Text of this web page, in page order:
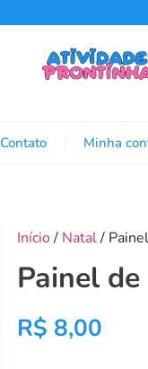
Contato Minha
Início/ Natal/
Painel
R$ 8,00